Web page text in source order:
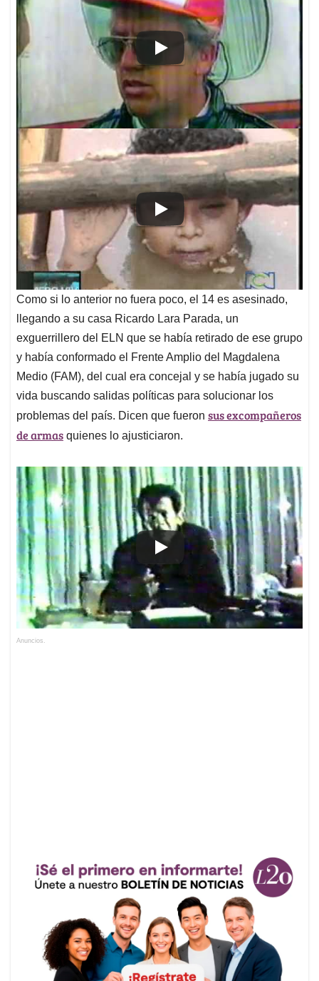
Como si lo anterior no fuera poco, el 14 es asesinado,
llegando a su casa Ricardo Lara Parada, un
exguerrillero del ELN que se había retirado de ese grupo
y había conformado el Frente Amplio del Magdalena
Medio (FAM), del cual era concejal y se había jugado su
vida buscando salidas políticas para solucionar los
problemas del país. Dicen que fueron sus excompañeros
de armas quienes lo ajusticiaron.
Anuncios.